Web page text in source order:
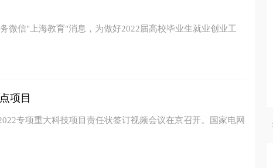
微信"上海教育"消息，为做好2022届高校毕业生就业创业工
项目
专项重大科技项目责任状签订视频会议在京召开。国家电网